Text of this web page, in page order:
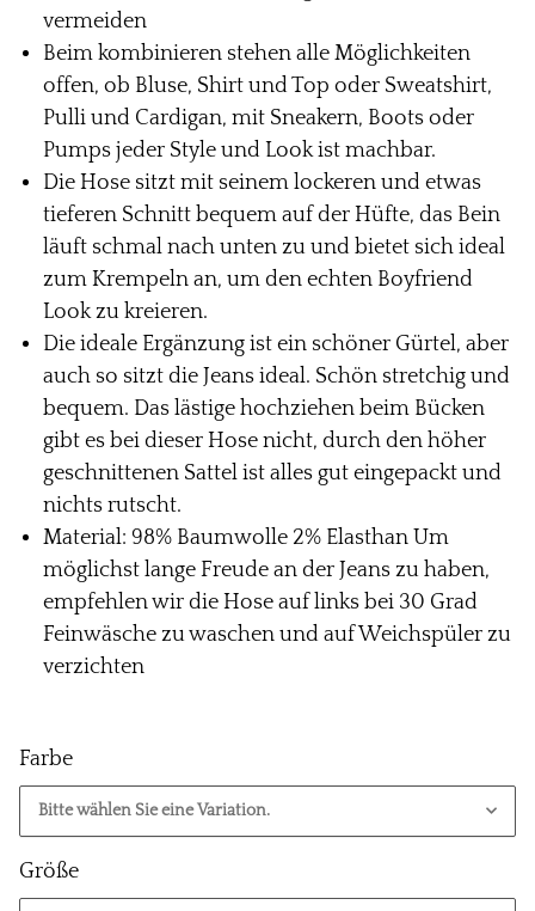
vermeiden
Beim kombinieren stehen alle Möglichkeiten
offen, ob Bluse, Shirt und Top oder Sweatshirt,
Pulli und Cardigan, mit Sneakern, Boots oder
Pumps jeder Style und Look ist machbar.
Die Hose sitzt mit seinem lockeren und etwas
tieferen Schnitt bequem auf der Hüfte, das Bein
läuft schmal nach unten zu und bietet sich ideal
zum Krempeln an, um den echten Boyfriend
Look zu kreieren.
Die ideale Ergänzung ist ein schöner Gürtel, aber
auch so sitzt die Jeans ideal. Schön stretchig und
bequem. Das lästige hochziehen beim Bücken
gibt es bei dieser Hose nicht, durch den höher
geschnittenen Sattel ist alles gut eingepackt und
nichts rutscht.
Material: 98% Baumwolle 2% Elasthan Um
möglichst lange Freude an der Jeans zu haben,
empfehlen wir die Hose auf links bei 30 Grad
Feinwäsche zu waschen und auf Weichspüler zu
verzichten
Farbe
Bitte wählen Sie eine Variation.
Größe